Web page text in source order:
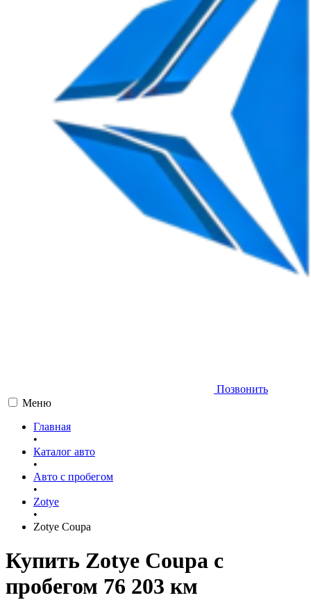
Позвонить
Меню
Главная
•
Каталог авто
•
Авто с пробегом
•
Zotye
•
Zotye Coupa
Купить Zotye Coupa с
пробегом 76 203 км